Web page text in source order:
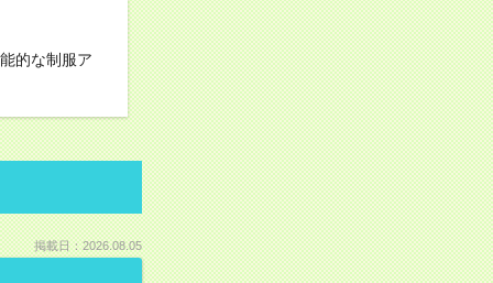
的な制服ア
掲載日：2026.08.05